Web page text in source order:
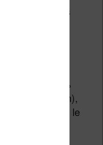
le volume des
au
peu partout
baisse de 2%
de la fiction),
difficile pour le